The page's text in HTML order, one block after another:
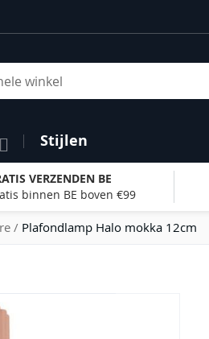
Stijlen
VERZENDEN BE
binnen BE boven €99
Plafondlamp Halo mokka 12cm